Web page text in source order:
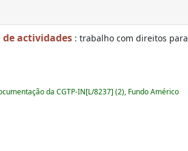
de actividades : trabalho com direitos para
da CGTP-IN[L/8237] (2), Fundo Américo